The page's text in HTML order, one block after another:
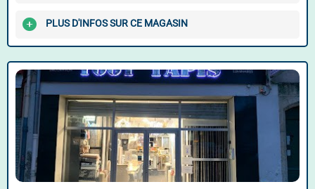
PLUS D'INFOS SUR CE MAGASIN